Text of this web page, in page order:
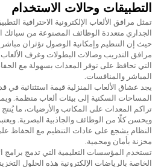
التطبيقات وحالات الاستخدام
تمثل مرافق الألعاب الإلكترونية الاحترافية
الجداري متعددة الوظائف المصنوعة من سبائك
حيث إن التنظيم وإمكانية الوصول تؤثران
مرافق التدريب وصالات البطولات وغرف
التي تحافظ على توفر المعدات بسهولة مع
المباشر والمنافسات.
يجد عشاق الألعاب المنزلية قيمة استثنائية في
المساحات السكنية إلى بيئات ألعاب منظمة.
تراكم المعدات على المكاتب والأرضيات، ما
ويحسن كلًا من الوظائف والجاذبية البصرية.
النظام يشجع على عادات التنظيم مع الحفاظ
مخزنة بأمان ومحمية.
تستخدم المؤسسات التعليمية التي تدمج برامج
الخاصة بالرياضات الإلكترونية هذه الحلول